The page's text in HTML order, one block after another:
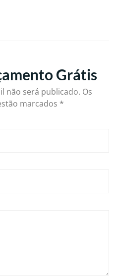
Grátis
não será publicado. Os
marcados *